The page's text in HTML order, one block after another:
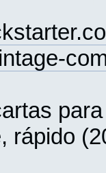
rápido